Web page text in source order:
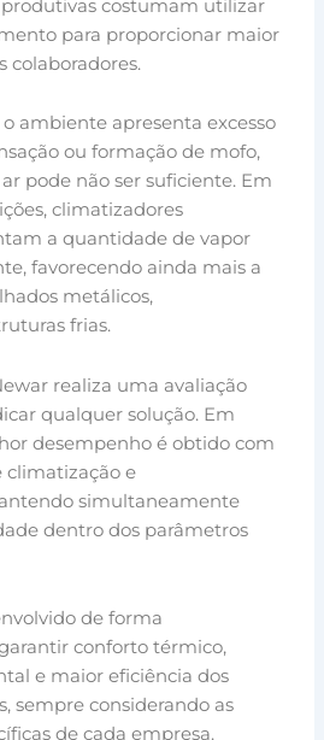
costumam utilizar
para proporcionar maior
colaboradores.
ambiente apresenta excesso
ou formação de mofo,
pode não ser suficiente. Em
climatizadores
a quantidade de vapor
favorecendo ainda mais a
metálicos,
frias.
realiza uma avaliação
qualquer solução. Em
desempenho é obtido com
climatização e
simultaneamente
dentro dos parâmetros
de forma
conforto térmico,
e maior eficiência dos
sempre considerando as
de cada empresa.